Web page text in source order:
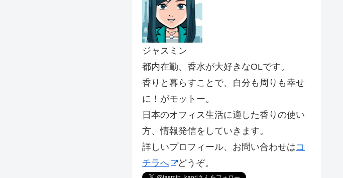
ジャスミン
都内在勤、香水が大好きなOLです。
香りと暮らすことで、自分も周りも幸せ
に！がモットー。
日本のオフィス生活に適した香りの使い
方、情報発信をしていきます。
詳しいプロフィール、お問い合わせはコ
チラへ
どうぞ。